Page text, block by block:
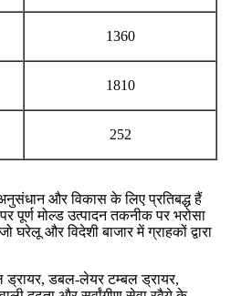
1360
1810
252
और विकास के लिए प्रतिबद्ध हैं
मोल्ड उत्पादन तकनीक पर भरोसा
और विदेशी बाजार में ग्राहकों द्वारा
ड्रायर, डबल-लेयर टम्बल ड्रायर,